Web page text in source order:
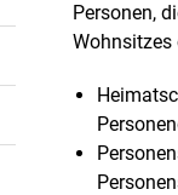
Personen,
Wohnsitzes